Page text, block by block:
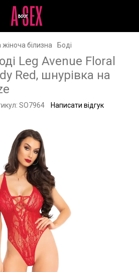
білизна Боді
Leg Avenue Floral
Red, шнурівка на
SO7964 Написати відгук